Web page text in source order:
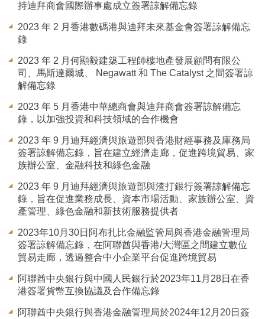
持迪拜商會國際辦事處成立簽署諒解備忘錄
2023 年 2 月香港數碼港與迪拜未來基金會簽署諒解備忘
錄
2023 年 2 月何顯毅建築工程師樓地產發展顧問有限公
司、馬斯達爾城、 Negawatt 和 The Catalyst 之間簽署諒
解備忘錄
2023 年 5 月香港中華總商會與迪拜商會簽署諒解備忘
錄，以加強投資和科技領域的合作機會
2023 年 9 月迪拜經濟與旅遊部與香港財經事務及庫務局
簽署諒解備忘錄，旨在建立經濟走廊，促進跨境貿易、家
族辦公室、金融科技和綠色金融
2023 年 9 月迪拜經濟與旅遊部與渣打銀行簽署諒解備忘
錄，旨在促進業務成長、資本市場活動、家族辦公室、資
產管理、綠色金融和新技術服務提供者
2023年10月30日阿布扎比金融監管局與香港金融管理局
簽署諒解備忘錄，在阿聯酋與香港/大灣區之間建立數位
貿易走廊，透過整合中小企業平台促進跨境貿易
阿聯酋中央銀行與中國人民銀行於2023年11月28日在香
港簽署貨幣互換協議及合作備忘錄
阿聯酋中央銀行與香港金融管理局於2024年12月20日簽